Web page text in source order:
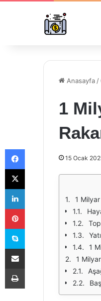
Anasayfa /
1
15 Ocak
1
1
1
Facebook
X
LinkedIn
Pinterest
Skype
E-Posta ile paylaş